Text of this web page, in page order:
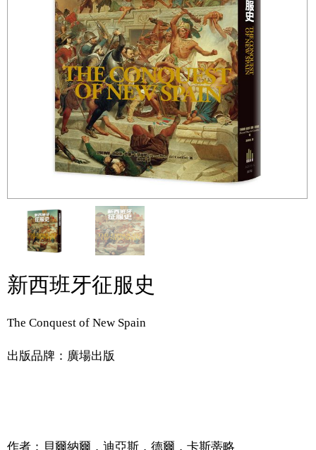
新西班牙征服史
The Conquest of New Spain
出版品牌：廣場出版
作者： 貝爾納爾．迪亞斯．德爾．卡斯蒂略